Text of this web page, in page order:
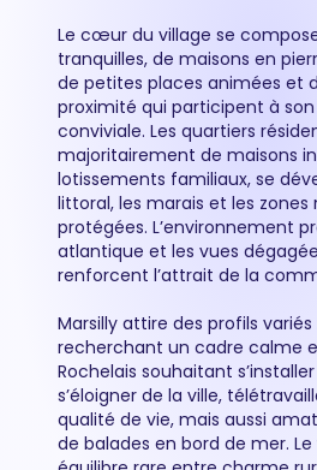
Le cœur du village se
tranquilles, de maisons en
de petites places animées et
proximité qui participent à
conviviale. Les quartiers
majoritairement de maisons
lotissements familiaux, se
littoral, les marais et les zones
protégées. L’environnement
atlantique et les vues
renforcent l’attrait de la
Marsilly attire des profils
recherchant un cadre calme
Rochelais souhaitant
s’éloigner de la ville,
qualité de vie, mais aussi
de balades en bord de mer.